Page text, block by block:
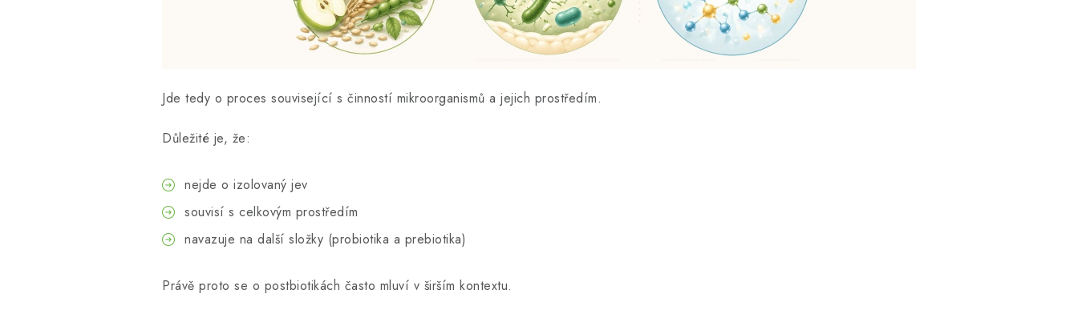
Jde tedy o proces související s činností mikroorganismů a jejich prostředím.
Důležité je, že:
nejde o izolovaný jev
souvisí s celkovým prostředím
navazuje na další složky (probiotika a prebiotika)
Právě proto se o postbiotikách často mluví v širším kontextu.